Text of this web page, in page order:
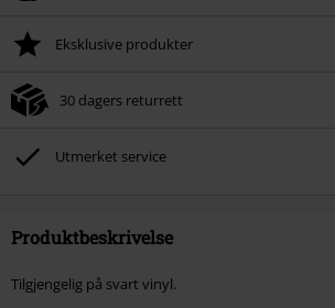
Eksklusive produkter
30 dagers returrett
Utmerket service
Produktbeskrivelse
Tilgjengelig på svart vinyl.